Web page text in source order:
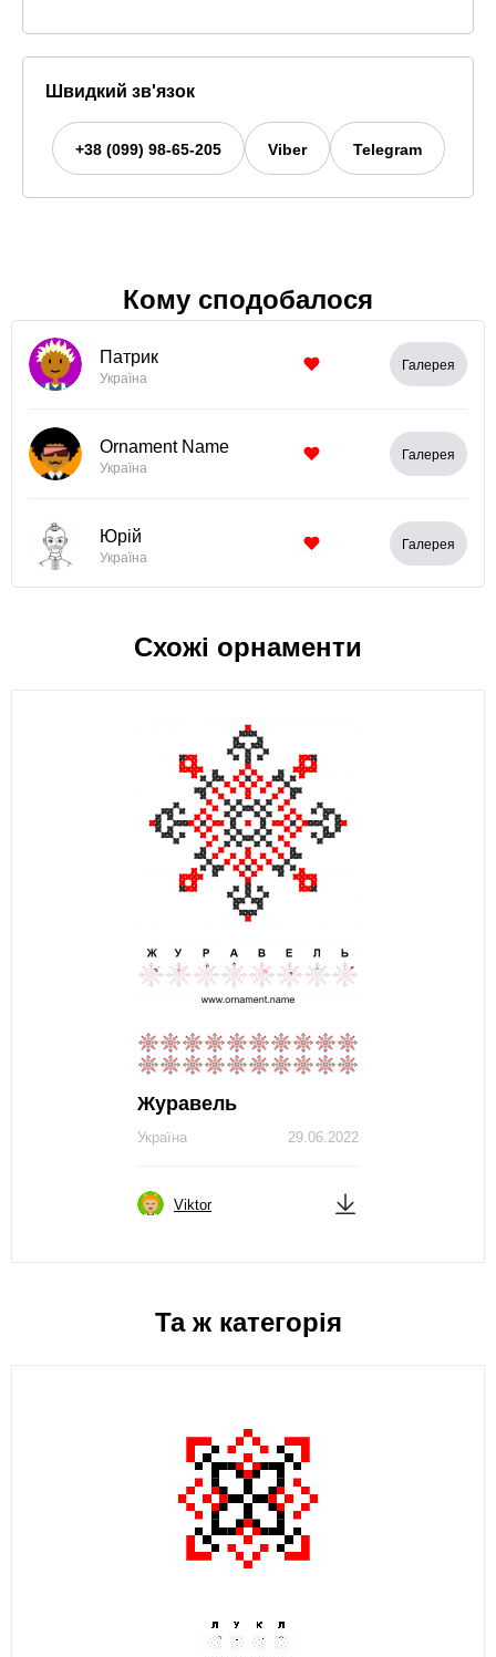
Швидкий зв'язок
+38 (099) 98-65-205 Viber Telegram
Кому сподобалося
Патрик
Україна
Галерея
Ornament Name
Україна
Галерея
Юрій
Україна
Галерея
Схожі орнаменти
Журавель
29.06.2022
Україна
Viktor
Та ж категорія